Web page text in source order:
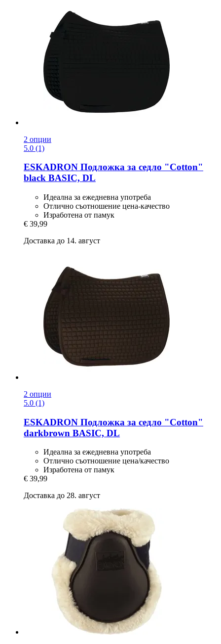
2 опции
5.0 (1)
ESKADRON Подложка за седло "Cotton"
black BASIC, DL
Идеалнa за ежедневна употреба
Отлично съотношение цена-качество
Изработенa от памук
€ 39,99
Доставка до 14. август
2 опции
5.0 (1)
ESKADRON Подложка за седло "Cotton"
darkbrown BASIC, DL
Идеалнa за ежедневна употреба
Отлично съотношение цена/качество
Изработенa от памук
€ 39,99
Доставка до 28. август